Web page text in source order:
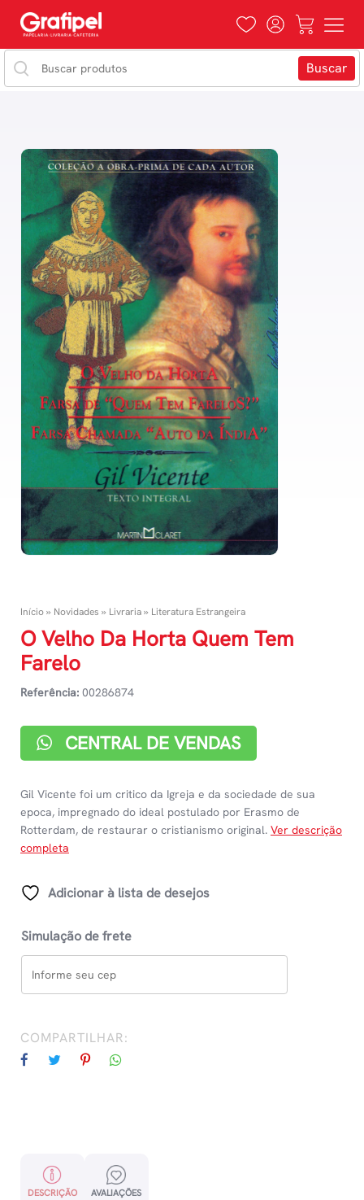
Início» Novidades » Livraria» Literatura Estrangeira
O Velho Da Horta Quem Tem
Farelo
Referência: 00286874
CENTRAL DE VENDAS
Gil Vicente foi um critico da Igreja e da sociedade de sua
epoca, impregnado do ideal postulado por Erasmo de
Rotterdam, de restaurar o cristianismo original. Ver descrição
completa
Adicionar à lista de desejos
Simulação de frete
COMPARTILHAR:
DESCRIÇÃO AVALIAÇÕES